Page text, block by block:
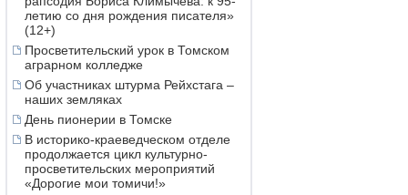
летию со дня рождения писателя»
(12+)
Просветительский урок в Томском
аграрном колледже
Об участниках штурма Рейхстага –
наших земляках
День пионерии в Томске
В историко-краеведческом отделе
продолжается цикл культурно-
просветительских мероприятий
«Дорогие мои томичи!»